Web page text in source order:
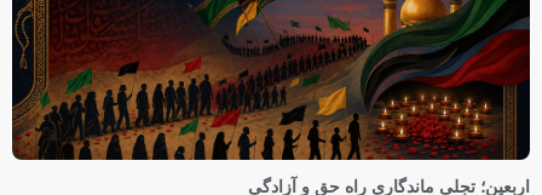
اربعین؛ تجلی ماندگاری راه حق و آزادگی